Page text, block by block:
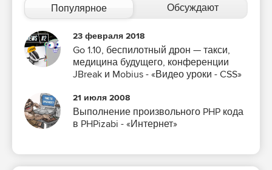
Популярное Обсуждают
23 февраля 2018
Go 1.10, беспилотный дрон — такси,
медицина будущего, конференции
JBreak и Mobius - «Видео уроки - CSS»
21 июля 2008
Выполнение произвольного PHP кода
в PHPizabi - «Интернет»